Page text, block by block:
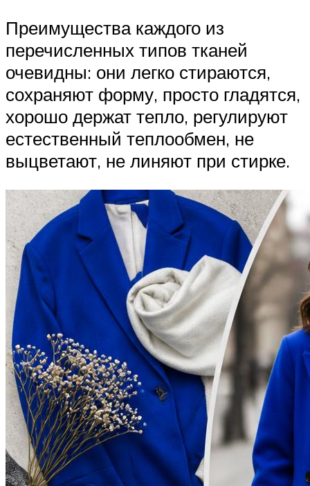
Преимущества каждого из
перечисленных типов тканей
очевидны: они легко стираются,
сохраняют форму, просто гладятся,
хорошо держат тепло, регулируют
естественный теплообмен, не
выцветают, не линяют при стирке.